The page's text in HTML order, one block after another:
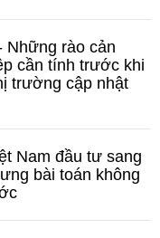
Những rào cản
cần tính trước khi
trường cập nhật
Nam đầu tư sang
bài toán không